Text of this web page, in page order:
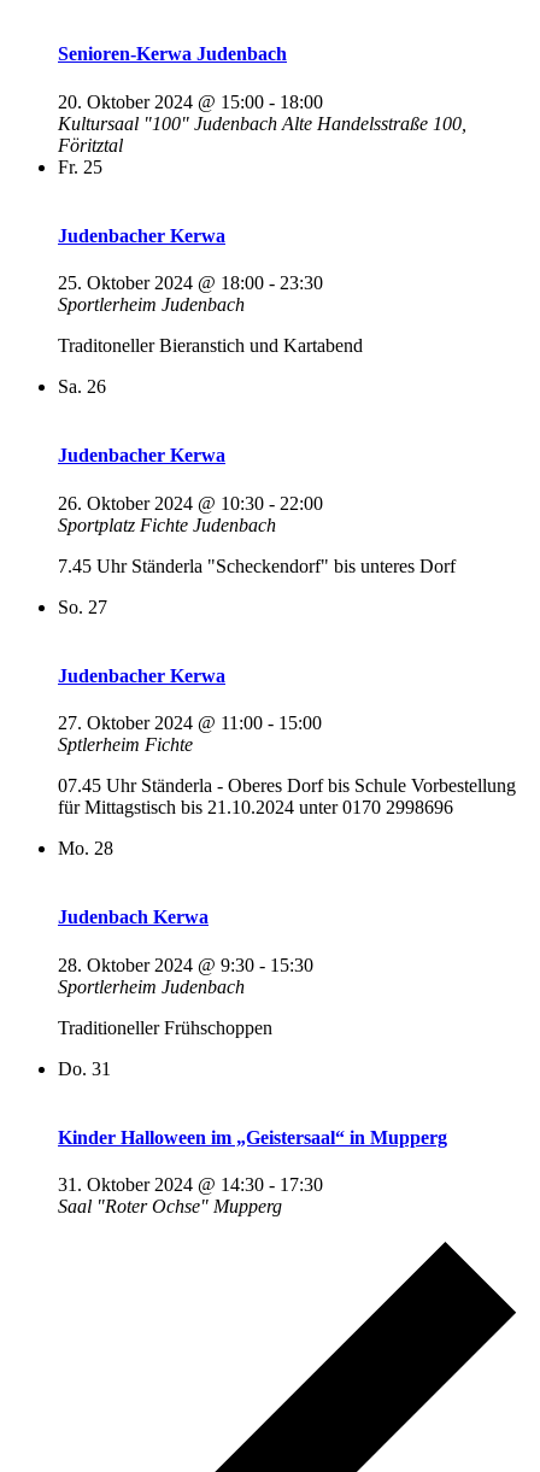
Senioren-Kerwa Judenbach
20. Oktober 2024 @ 15:00 - 18:00
Kultursaal "100" Judenbach Alte Handelsstraße 100,
Föritztal
Fr. 25
Judenbacher Kerwa
25. Oktober 2024 @ 18:00 - 23:30
Sportlerheim Judenbach
Traditoneller Bieranstich und Kartabend
Sa. 26
Judenbacher Kerwa
26. Oktober 2024 @ 10:30 - 22:00
Sportplatz Fichte Judenbach
7.45 Uhr Ständerla "Scheckendorf" bis unteres Dorf
So. 27
Judenbacher Kerwa
27. Oktober 2024 @ 11:00 - 15:00
Sptlerheim Fichte
07.45 Uhr Ständerla - Oberes Dorf bis Schule Vorbestellung
für Mittagstisch bis 21.10.2024 unter 0170 2998696
Mo. 28
Judenbach Kerwa
28. Oktober 2024 @ 9:30 - 15:30
Sportlerheim Judenbach
Traditioneller Frühschoppen
Do. 31
Kinder Halloween im „Geistersaal“ in Mupperg
31. Oktober 2024 @ 14:30 - 17:30
Saal "Roter Ochse" Mupperg